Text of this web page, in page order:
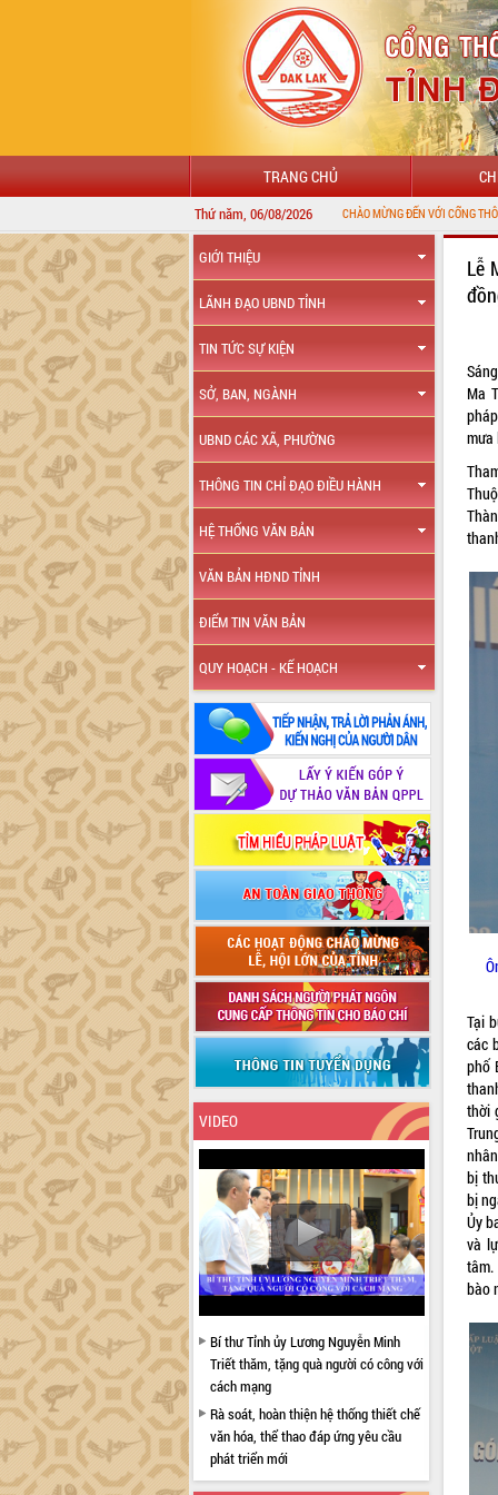
TRANG CHỦ
Thứ năm, 06/08/2026
CHÀO MỪNG ĐẾN VỚI CỔNG THÔNG TIN ĐIỆN TỬ TỈNH
GIỚI THIỆU
LÃNH ĐẠO UBND TỈNH
TIN TỨC SỰ KIỆN
SỞ, BAN, NGÀNH
UBND CÁC XÃ, PHƯỜNG
THÔNG TIN CHỈ ĐẠO ĐIỀU HÀNH
HỆ THỐNG VĂN BẢN
VĂN BẢN HĐND TỈNH
ĐIỂM TIN VĂN BẢN
QUY HOẠCH - KẾ HOẠCH
VIDEO
Bí thư Tỉnh ủy Lương Nguyễn Minh
Triết thăm, tặng quà người có công với
cách mạng
Rà soát, hoàn thiện hệ thống thiết chế
văn hóa, thể thao đáp ứng yêu cầu
phát triển mới
Thường trực HĐND tỉnh Đắk Lắk gặp
Lễ
Ma
mưa
Tại
các
phố
thời
bị
bị
Ủy
và
bào